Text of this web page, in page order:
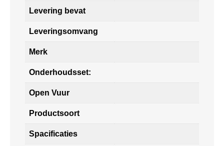
Levering bevat
Leveringsomvang
Merk
Onderhoudsset:
Open Vuur
Productsoort
Spacificaties